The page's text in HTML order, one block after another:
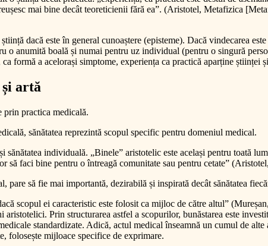
mai bine decât teoreticienii fără ea”. (Aristotel, Metafizica
dacă este în general cunoaștere (episteme). Dacă vindecarea
o anumită boală și numai pentru uz individual (pentru o singură
formă a acelorași simptome, experiența ca practică aparține științei
artă
prin practica medicală.
sănătatea reprezintă scopul specific pentru domeniul medical.
individuală. „Binele” aristotelic este același pentru toată
să faci bine pentru o întreagă comunitate sau pentru cetate”
să fie mai importantă, dezirabilă și inspirată decât sănătatea
scopul ei caracteristic este folosit ca mijloc de către altul”
Prin structurarea astfel a scopurilor, bunăstarea este
standardizate. Adică, actul medical înseamnă un cumul de
folosește mijloace specifice de exprimare.